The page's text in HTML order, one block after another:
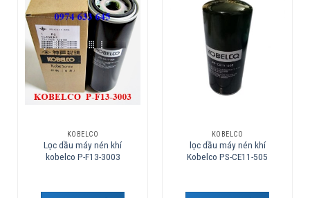
Add to
Wishlist
KOBELCO
Lọc dầu máy nén khí
kobelco P-F13-3003
Wishlist
KOBELCO
lọc dầu máy nén khí
Kobelco PS-CE11-505